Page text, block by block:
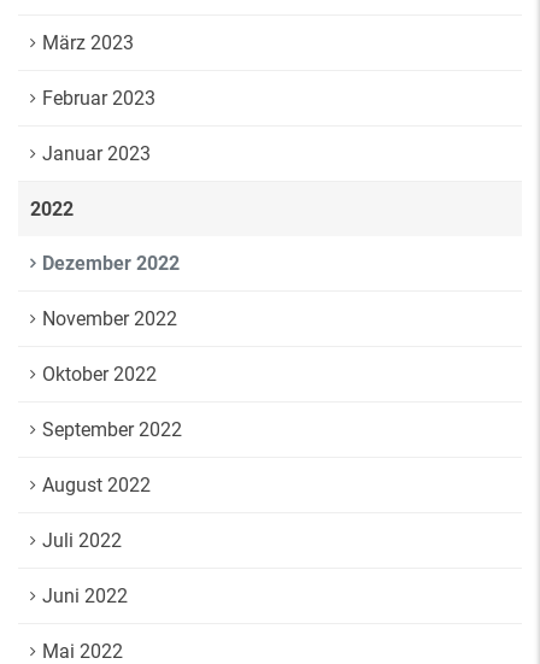
März 2023
Februar 2023
Januar 2023
2022
Dezember 2022
November 2022
Oktober 2022
September 2022
August 2022
Juli 2022
Juni 2022
Mai 2022